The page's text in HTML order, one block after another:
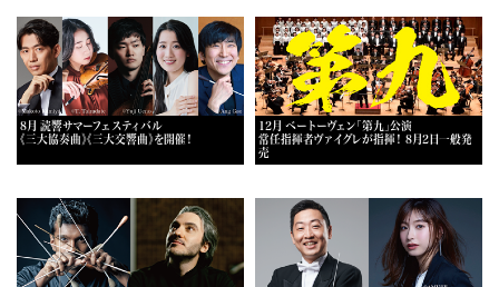
8月 読響サマーフェスティバル
《三大協奏曲》《三大交響曲》を開催！
12月 ベートーヴェン「第九」公演
常任指揮者ヴァイグレが指揮！ 8月2日一般発
売